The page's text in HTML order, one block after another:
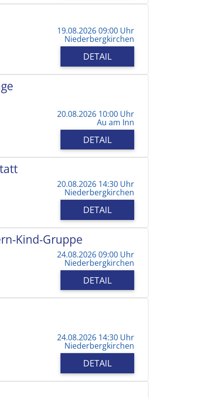
19.08.2026 09:00 Uhr
Niederbergkirchen
DETAIL
20.08.2026 10:00 Uhr
Au am Inn
DETAIL
20.08.2026 14:30 Uhr
Niederbergkirchen
DETAIL
Kind-Gruppe
24.08.2026 09:00 Uhr
Niederbergkirchen
DETAIL
24.08.2026 14:30 Uhr
Niederbergkirchen
DETAIL